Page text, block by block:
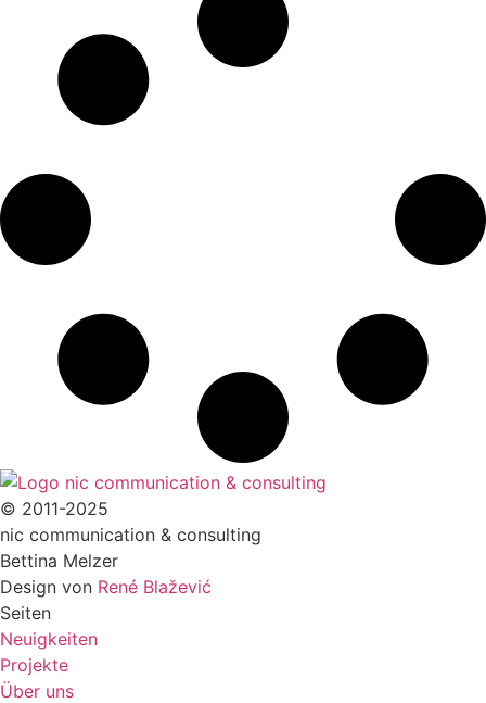
© 2011-2025
nic communication & consulting
Bettina Melzer
Design von René Blažević
Seiten
Neuigkeiten
Projekte
Über uns